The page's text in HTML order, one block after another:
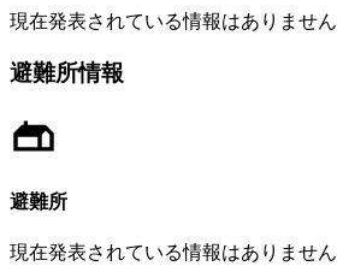
現在発表されている情報はありません
避難所情報
避難所
現在発表されている情報はありません